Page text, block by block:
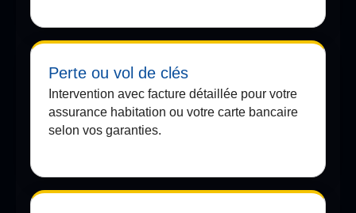
Perte ou vol de clés
Intervention avec facture détaillée pour votre
assurance habitation ou votre carte bancaire
selon vos garanties.